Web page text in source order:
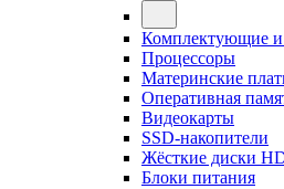
Комплектующие
Процессоры
Материнские
Оперативная
Видеокарты
SSD-накопители
Жёсткие диски
Блоки питания